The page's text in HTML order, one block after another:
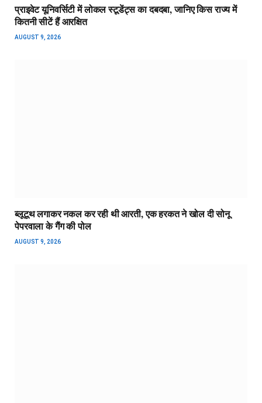
प्राइवेट यूनिवर्सिटी में लोकल स्टूडेंट्स का दबदबा, जानिए किस राज्य में
कितनी सीटें हैं आरक्षित
AUGUST 9, 2026
ब्लूटूथ लगाकर नकल कर रही थी आरती, एक हरकत ने खोल दी सोनू
पेपरवाला के गैंग की पोल
AUGUST 9, 2026